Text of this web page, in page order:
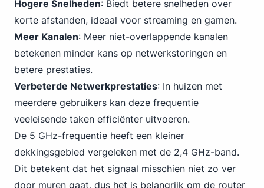
Hogere Snelheden: Biedt betere snelheden over
korte afstanden, ideaal voor streaming en gamen.
Meer Kanalen: Meer niet-overlappende kanalen
betekenen minder kans op netwerkstoringen en
betere prestaties.
Verbeterde Netwerkprestaties: In huizen met
meerdere gebruikers kan deze frequentie
veeleisende taken efficiënter uitvoeren.
De 5 GHz-frequentie heeft een kleiner
dekkingsgebied vergeleken met de 2,4 GHz-band.
Dit betekent dat het signaal misschien niet zo ver
door muren gaat, dus het is belangrijk om de router